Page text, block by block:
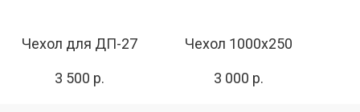
Чехол для ДП-27
3 500 р.
Чехол 1000х250
3 000 р.